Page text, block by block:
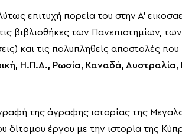
επιτυχή πορεία του στην Α’
βιβλιοθήκες των Πανεπιστημίων,
και τις πολυπληθείς αποστολές
Η.Π.Α., Ρωσία, Καναδά, Αυστραλία,
της άγραφης ιστορίας της
έργου με την ιστορία της